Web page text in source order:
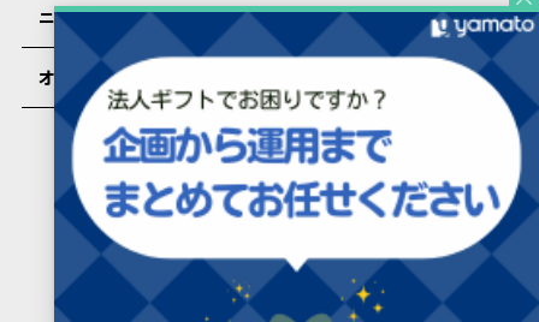
ニュース
オンラインショップ
PRESENTERS ROOMについて
カタログギフトを受け取った方向け